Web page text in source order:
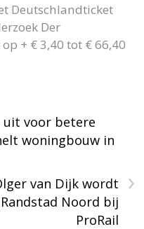
Deutschlandticket
Der
+ € 3,40 tot € 66,40
uit voor betere
woningbouw in
›
van Dijk wordt
Noord bij
ProRail